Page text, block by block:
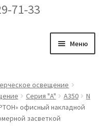
71-33
Меню
освещение
Серия "A" A350
N
офисный накладной
засветкой